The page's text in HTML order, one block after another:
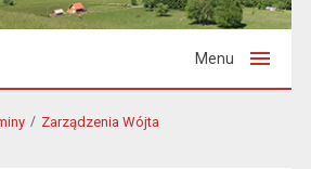
Menu
Zarządzenia Wójta